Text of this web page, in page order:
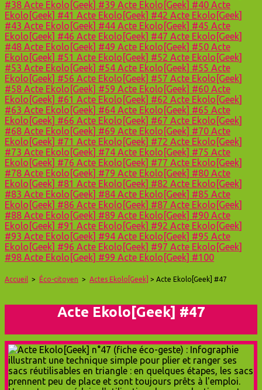
#38 Acte Ekolo[Geek] #39 Acte Ekolo[Geek] #40 Acte
Ekolo[Geek] #41 Acte Ekolo[Geek] #42 Acte Ekolo[Geek]
#43 Acte Ekolo[Geek] #44 Acte Ekolo[Geek] #45 Acte
Ekolo[Geek] #46 Acte Ekolo[Geek] #47 Acte Ekolo[Geek]
#48 Acte Ekolo[Geek] #49 Acte Ekolo[Geek] #50 Acte
Ekolo[Geek] #51 Acte Ekolo[Geek] #52 Acte Ekolo[Geek]
#53 Acte Ekolo[Geek] #54 Acte Ekolo[Geek] #55 Acte
Ekolo[Geek] #56 Acte Ekolo[Geek] #57 Acte Ekolo[Geek]
#58 Acte Ekolo[Geek] #59 Acte Ekolo[Geek] #60 Acte
Ekolo[Geek] #61 Acte Ekolo[Geek] #62 Acte Ekolo[Geek]
#63 Acte Ekolo[Geek] #64 Acte Ekolo[Geek] #65 Acte
Ekolo[Geek] #66 Acte Ekolo[Geek] #67 Acte Ekolo[Geek]
#68 Acte Ekolo[Geek] #69 Acte Ekolo[Geek] #70 Acte
Ekolo[Geek] #71 Acte Ekolo[Geek] #72 Acte Ekolo[Geek]
#73 Acte Ekolo[Geek] #74 Acte Ekolo[Geek] #75 Acte
Ekolo[Geek] #76 Acte Ekolo[Geek] #77 Acte Ekolo[Geek]
#78 Acte Ekolo[Geek] #79 Acte Ekolo[Geek] #80 Acte
Ekolo[Geek] #81 Acte Ekolo[Geek] #82 Acte Ekolo[Geek]
#83 Acte Ekolo[Geek] #84 Acte Ekolo[Geek] #85 Acte
Ekolo[Geek] #86 Acte Ekolo[Geek] #87 Acte Ekolo[Geek]
#88 Acte Ekolo[Geek] #89 Acte Ekolo[Geek] #90 Acte
Ekolo[Geek] #91 Acte Ekolo[Geek] #92 Acte Ekolo[Geek]
#93 Acte Ekolo[Geek] #94 Acte Ekolo[Geek] #95 Acte
Ekolo[Geek] #96 Acte Ekolo[Geek] #97 Acte Ekolo[Geek]
#98 Acte Ekolo[Geek] #99 Acte Ekolo[Geek] #100
Accueil > Éco-citoyen > Actes Ekolo[Geek] > Acte Ekolo[Geek] #47
Acte Ekolo[Geek] #47